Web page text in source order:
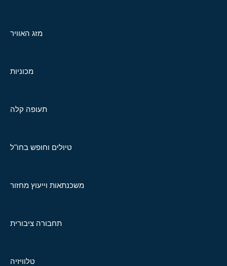
מזג האוויר
מכוניות
תעופה קלה
טיולים וחופש בחו"ל
משכנתאות וייעוץ מחזור
תחבורה ציבורית
טלוויזיה